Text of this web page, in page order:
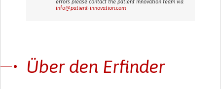
errors please contact the patient Innovation team via
info@patient-innovation.com
Über den Erfinder